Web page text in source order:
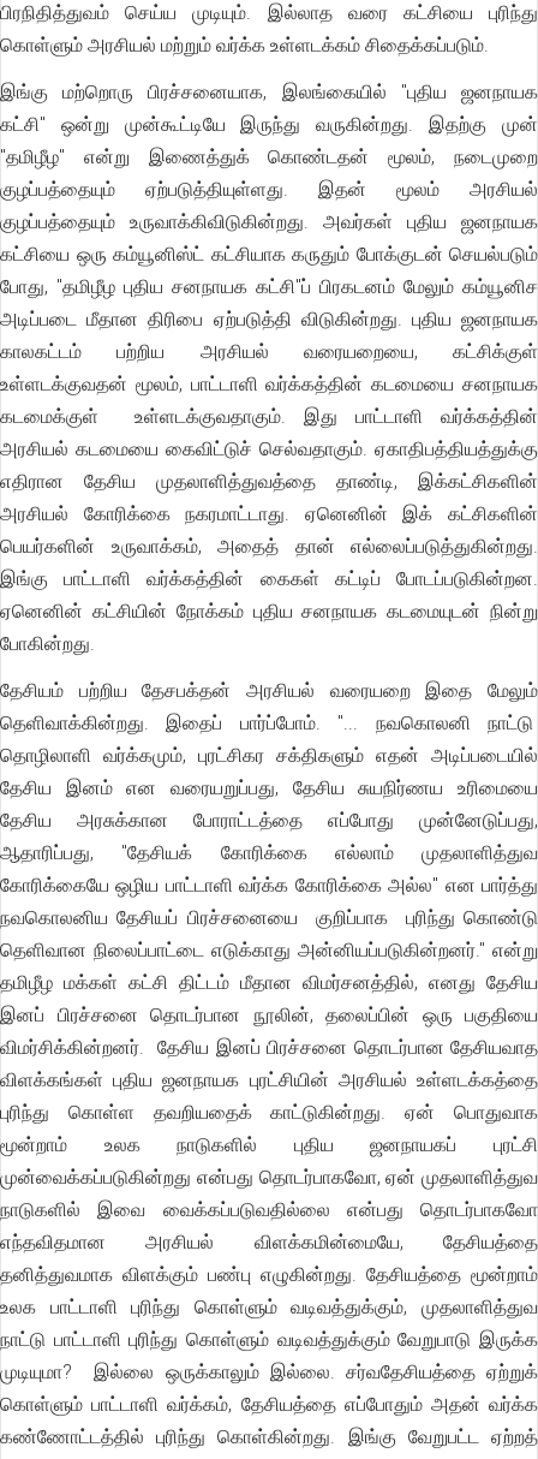
பிரநிதித்துவம் செய்ய முடியும். இல்லாத வரை கட்சியை புரிந்து
கொள்ளும் அரசியல் மற்றும் வர்க்க உள்ளடக்கம் சிதைக்கப்படும்.
இங்கு மற்றொரு பிரச்சனையாக, இலங்கையில் "புதிய ஜனநாயக
கட்சி" ஒன்று முன்கூட்டியே இருந்து வருகின்றது. இதற்கு முன்
"தமிழீழ" என்று இணைத்துக் கொண்டதன் மூலம், நடைமுறை
குழப்பத்தையும் ஏற்படுத்தியுள்ளது. இதன் மூலம் அரசியல்
குழப்பத்தையும் உருவாக்கிவிடுகின்றது. அவர்கள் புதிய ஜனநாயக
கட்சியை ஒரு கம்யூனிஸ்ட் கட்சியாக கருதும் போக்குடன் செயல்படும்
போது, "தமிழீழ புதிய சனநாயக கட்சி"ப் பிரகடனம் மேலும் கம்யூனிச
அடிப்படை மீதான திரிபை ஏற்படுத்தி விடுகின்றது. புதிய ஜனநாயக
காலகட்டம் பற்றிய அரசியல் வரையறையை, கட்சிக்குள்
உள்ளடக்குவதன் மூலம், பாட்டாளி வர்க்கத்தின் கடமையை சனநாயக
கடமைக்குள் உள்ளடக்குவதாகும். இது பாட்டாளி வர்க்கத்தின்
அரசியல் கடமையை கைவிட்டுச் செல்வதாகும். ஏகாதிபத்தியத்துக்கு
எதிரான தேசிய முதலாளித்துவத்தை தாண்டி, இக்கட்சிகளின்
அரசியல் கோரிக்கை நகரமாட்டாது. ஏனெனின் இக் கட்சிகளின்
பெயர்களின் உருவாக்கம், அதைத் தான் எல்லைப்படுத்துகின்றது.
இங்கு பாட்டாளி வர்க்கத்தின் கைகள் கட்டிப் போடப்படுகின்றன.
ஏனெனின் கட்சியின் நோக்கம் புதிய சனநாயக கடமையுடன் நின்று
போகின்றது.
தேசியம் பற்றிய தேசபக்தன் அரசியல் வரையறை இதை மேலும்
தெளிவாக்கின்றது. இதைப் பார்ப்போம். "... நவகொலனி நாட்டு
தொழிலாளி வர்க்கமும், புரட்சிகர சக்திகளும் எதன் அடிப்படையில்
தேசிய இனம் என வரையறுப்பது, தேசிய சுயநிர்ணய உரிமையை
தேசிய அரசுக்கான போராட்டத்தை எப்போது முன்னேடுப்பது,
ஆதாரிப்பது, "தேசியக் கோரிக்கை எல்லாம் முதலாளித்துவ
கோரிக்கையே ஒழிய பாட்டாளி வர்க்க கோரிக்கை அல்ல" என பார்த்து
நவகொலனிய தேசியப் பிரச்சனையை குறிப்பாக புரிந்து கொண்டு
தெளிவான நிலைப்பாட்டை எடுக்காது அன்னியப்படுகின்றனர்." என்று
தமிழீழ மக்கள் கட்சி திட்டம் மீதான விமர்சனத்தில், எனது தேசிய
இனப் பிரச்சனை தொடர்பான நூலின், தலைப்பின் ஒரு பகுதியை
விமர்சிக்கின்றனர். தேசிய இனப் பிரச்சனை தொடர்பான தேசியவாத
விளக்கங்கள் புதிய ஜனநாயக புரட்சியின் அரசியல் உள்ளடக்கத்தை
புரிந்து கொள்ள தவறியதைக் காட்டுகின்றது. ஏன் பொதுவாக
மூன்றாம் உலக நாடுகளில் புதிய ஜனநாயகப் புரட்சி
முன்வைக்கப்படுகின்றது என்பது தொடர்பாகவோ, ஏன் முதலாளித்துவ
நாடுகளில் இவை வைக்கப்படுவதில்லை என்பது தொடர்பாகவோ
எந்தவிதமான அரசியல் விளக்கமின்மையே, தேசியத்தை
தனித்துவமாக விளக்கும் பண்பு எழுகின்றது. தேசியத்தை மூன்றாம்
உலக பாட்டாளி புரிந்து கொள்ளும் வடிவத்துக்கும், முதலாளித்துவ
நாட்டு பாட்டாளி புரிந்து கொள்ளும் வடிவத்துக்கும் வேறுபாடு இருக்க
முடியுமா? இல்லை ஒருக்காலும் இல்லை. சர்வதேசியத்தை ஏற்றுக்
கொள்ளும் பாட்டாளி வர்க்கம், தேசியத்தை எப்போதும் அதன் வர்க்க
கண்ணோட்டத்தில் புரிந்து கொள்கின்றது. இங்கு வேறுபட்ட ஏற்றத்